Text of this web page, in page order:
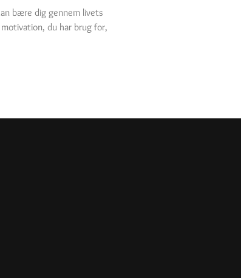
bære dig gennem livets
du har brug for,